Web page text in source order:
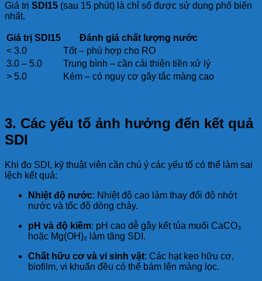
Giá trị SDI15 (sau 15 phút) là chỉ số được sử dụng phổ biến
nhất.
Giá trị SDI15
Đánh giá chất lượng nước
< 3.0
Tốt – phù hợp cho RO
3.0 – 5.0
Trung bình – cần cải thiện tiền xử lý
> 5.0
Kém – có nguy cơ gây tắc màng cao
3. Các yếu tố ảnh hưởng đến kết quả
SDI
Khi đo SDI, kỹ thuật viên cần chú ý các yếu tố có thể làm sai
lệch kết quả:
Nhiệt độ nước: Nhiệt độ cao làm thay đổi độ nhớt
nước và tốc độ dòng chảy.
pH và độ kiềm: pH cao dễ gây kết tủa muối CaCO₃
hoặc Mg(OH)₂ làm tăng SDI.
Chất hữu cơ và vi sinh vật: Các hạt keo hữu cơ,
biofilm, vi khuẩn đều có thể bám lên màng lọc.